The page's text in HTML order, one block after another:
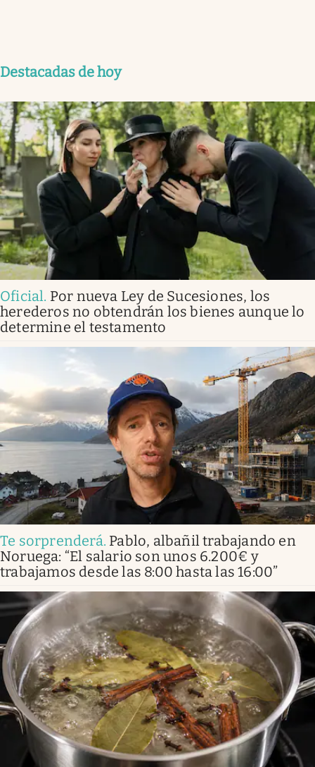
Destacadas de hoy
Oficial. Por nueva Ley de Sucesiones, los
herederos no obtendrán los bienes aunque lo
determine el testamento
Te sorprenderá. Pablo, albañil trabajando en
Noruega: “El salario son unos 6.200€ y
trabajamos desde las 8:00 hasta las 16:00”